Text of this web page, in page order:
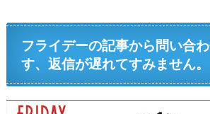
フライデーの記事から問い合
す、返信が遅れてすみません。